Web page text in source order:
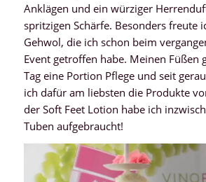
Anklägen und ein würziger
spritzigen Schärfe. Besonders freute
Gehwol, die ich schon beim
Event getroffen habe. Meinen Füßen
Tag eine Portion Pflege und seit
ich dafür am liebsten die Produkte
der Soft Feet Lotion habe ich
Tuben aufgebraucht!